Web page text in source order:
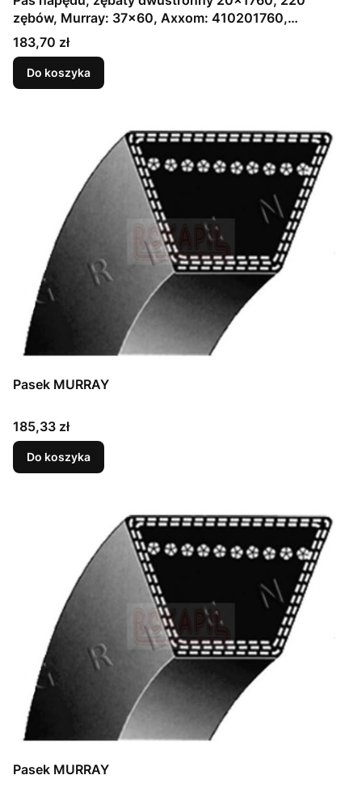
zębów, Murray: 37x60, Axxom: 410201760,
Agrostroj: 021750, Toro: 104-3112,Wolf: 6205-348,
Lawn Boss: 94727221106, Dino APR 12,5/40,
Simplicity: 1735832
Cena
183,70 zł
Do koszyka
Pasek MURRAY
Cena
185,33 zł
Do koszyka
Pasek MURRAY